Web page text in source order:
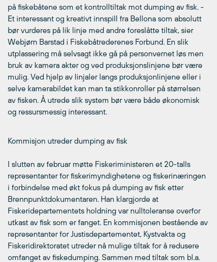
på fiskebåtene som et kontrolltiltak mot dumping av fisk. -
Et interessant og kreativt innspill fra Bellona som absolutt
bør vurderes på lik linje med andre foreslåtte tiltak, sier
Webjørn Barstad i Fiskebåtrederenes Forbund. En slik
utplassering må selvsagt ikke gå på personvernet løs men
bruk av kamera akter og ved produksjonslinjene bør være
mulig. Ved hjelp av linjaler langs produksjonlinjene eller i
selve kamerabildet kan man ta stikkonroller på størrelsen
av fisken. Å utrede slik system bør være både økonomisk
og ressursmessig interessant.
Kommisjon utreder dumping av fisk
I slutten av februar møtte Fiskeriministeren et 20-talls
representanter for fiskerimyndighetene og fiskerinæringen
i forbindelse med økt fokus på dumping av fisk etter
Brennpunktdokumentaren. Han klargjorde at
Fiskeridepartementets holdning var nulltoleranse overfor
utkast av fisk som er fanget. En kommisjonen bestående av
representanter for Justisdepartementet, Kystvakta og
Fiskeridirektoratet utreder nå mulige tiltak for å redusere
omfanget av fiskedumping. Sammen med tiltak som bl.a.